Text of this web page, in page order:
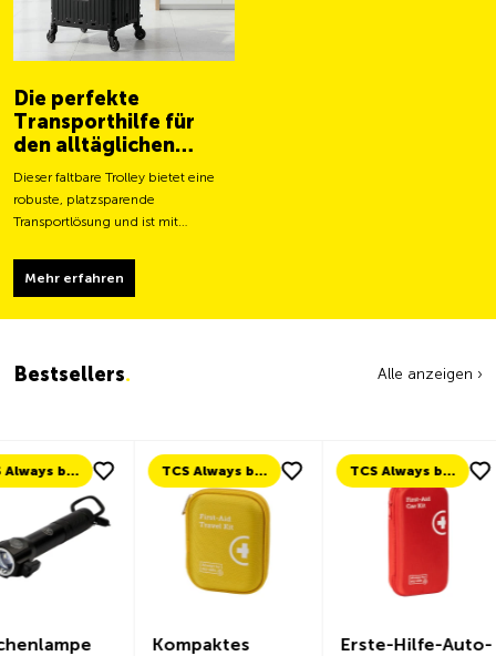
Die perfekte
Transporthilfe für
den alltäglichen
Gebrauch
Dieser faltbare Trolley bietet eine
robuste, platzsparende
Transportlösung und ist mit
Tragfähigkeit ausgestattet.
Mehr erfahren
Bestsellers. Alle anzeigen ›
Kompaktes
Erste-Hilfe-Auto-